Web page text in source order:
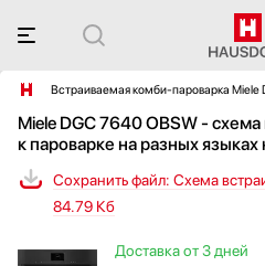
Встраиваемая комби-пароварка Miele
Miele DGC 7640 OBSW -
к пароварке на разных языках
Сохранить файл: Схема
84.79 Кб
Доставка от 3 дней